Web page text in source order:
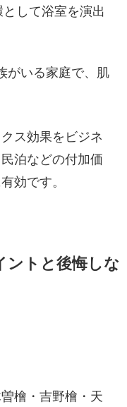
して浴室を演出
がいる家庭で、肌
ス効果をビジネ
泊などの付加価
効です。
ントと後悔しな
檜・吉野檜・天